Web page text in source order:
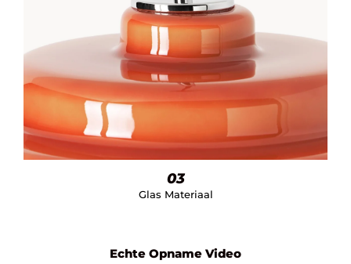
03
Glas Materiaal
Echte Opname Video